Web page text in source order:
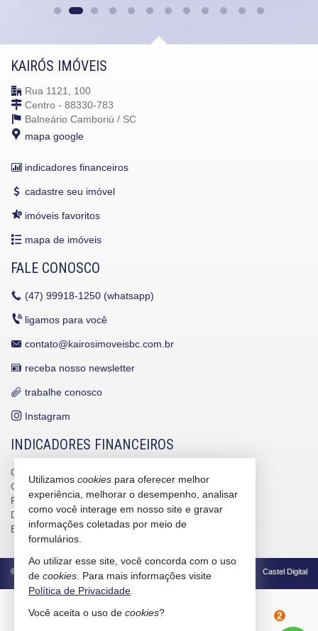
KAIRÓS IMÓVEIS
Rua 1121, 100
Centro - 88330-783
Balneário Camboriú / SC
mapa google
indicadores financeiros
cadastre seu imóvel
imóveis favoritos
mapa de imóveis
FALE CONOSCO
(47) 99918-1250 (whatsapp)
ligamos para você
contato@kairosimoveisbc.com.br
receba nosso newsletter
trabalhe conosco
Instagram
INDICADORES FINANCEIROS
CUB /
CUB /SCvariação
0,95%
Poupança
0,6738%
Dólar Comercial
R$ 5,09
Euro
R$ 5,88
© 2026 CRECI/SC 4586-J Política de Privacidade Castel Digital
2
Utilizamos cookies para oferecer melhor
experiência, melhorar o desempenho, analisar
como você interage em nosso site e gravar
informações coletadas por meio de
formulários.
Ao utilizar esse site, você concorda com o uso
de cookies . Para mais informações visite
Política de Privacidade
Você aceita o uso de cookies?